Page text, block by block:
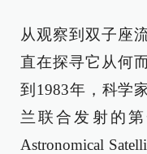
从观察到双子座
直在探寻它从何
到1983年，科学
兰联合发射的第
Astronomical